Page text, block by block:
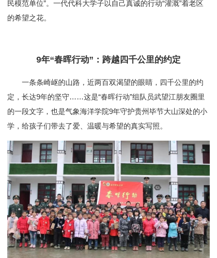
民模范单位”。一代代科大学子以自己真诚的行动“灌溉”着老区
的希望之花。
9年“春晖行动”：跨越四千公里的约定
一条条崎岖的山路，近两百双渴望的眼睛，四千公里的约
定，长达9年的坚守……这是“春晖行动”组队员武望江朋友圈里
的一段文字，也是气象海洋学院9年守护贵州毕节大山深处的小
学，给孩子们带去了爱、温暖与希望的真实写照。